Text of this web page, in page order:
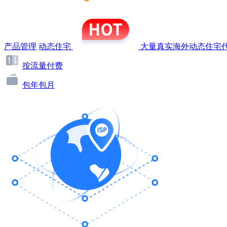
产品管理 动态住宅 大量真实海外动态住宅
按流量付费
包年包月